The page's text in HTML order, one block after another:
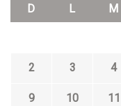
r
D L M
2 3 4
9 10 11